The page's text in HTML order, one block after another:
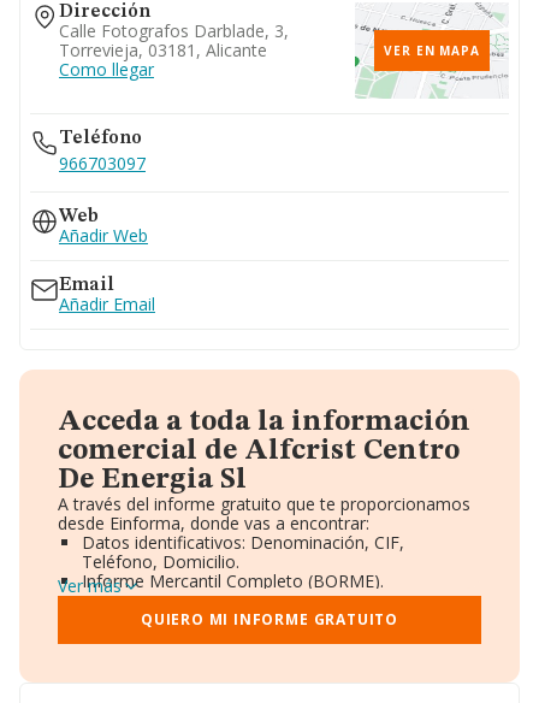
Dirección
Calle Fotografos Darblade, 3,
Torrevieja, 03181, Alicante
Como llegar
VER EN MAPA
Teléfono
966703097
Web
Añadir Web
Email
Añadir Email
Acceda a toda la información
comercial de Alfcrist Centro
De Energia Sl
A través del informe gratuito que te proporcionamos
desde Einforma, donde vas a encontrar:
Datos identificativos: Denominación, CIF,
Teléfono, Domicilio.
Informe Mercantil Completo (BORME).
Gráficos de Evolución Ventas y Empleados.
Consejo de Administración y Administradores.
Directivos y Ejecutivos.
Ver más
QUIERO MI INFORME GRATUITO